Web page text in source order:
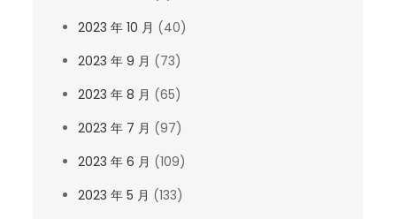
2023 年 10 月 (40)
2023 年 9 月 (73)
2023 年 8 月 (65)
2023 年 7 月 (97)
2023 年 6 月 (109)
2023 年 5 月 (133)